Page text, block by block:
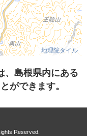
地理院タイル
、島根県内にある
ができます。
Reserved.